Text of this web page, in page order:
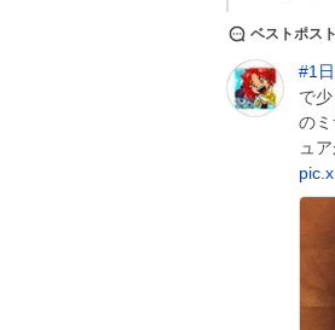
ベストポスト
#1
で
の
ュ